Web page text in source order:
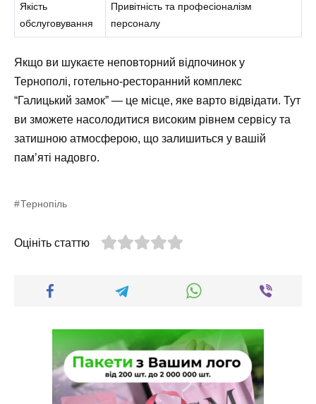
Якість
обслуговування
Привітність та професіоналізм
персоналу
Якщо ви шукаєте неповторний відпочинок у
Тернополі, готельно-ресторанний комплекс
“Галицький замок” — це місце, яке варто відвідати. Тут
ви зможете насолодитися високим рівнем сервісу та
затишною атмосферою, що залишиться у вашій
пам’яті надовго.
Тернопіль
Оцініть статтю